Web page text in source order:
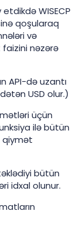
WISECP
qoşularaq
və
nəzərə
API-də uzantı
USD olur.)
üçün
ilə bütün
qiymət
bütün
idxal olunur.